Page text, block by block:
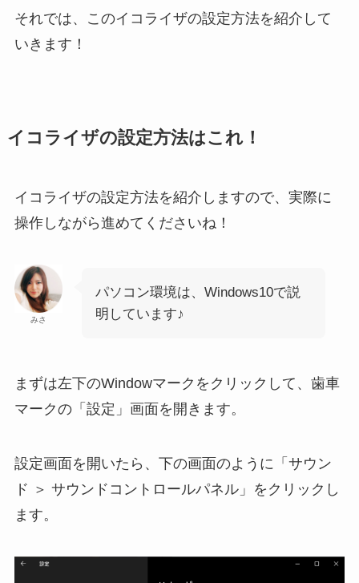
それでは、このイコライザの設定方法を紹介して
いきます！
イコライザの設定方法はこれ！
イコライザの設定方法を紹介しますので、実際に
操作しながら進めてくださいね！
みさ
パソコン環境は、Windows10で説
明しています♪
まずは左下のWindowマークをクリックして、歯車
マークの「設定」画面を開きます。
設定画面を開いたら、下の画面のように「サウン
ド ＞ サウンドコントロールパネル」をクリックし
ます。